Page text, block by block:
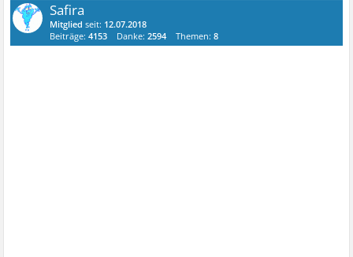
Safira
Mitglied seit: 12.07.2018
Beiträge:4153 Danke:2594 Themen:8